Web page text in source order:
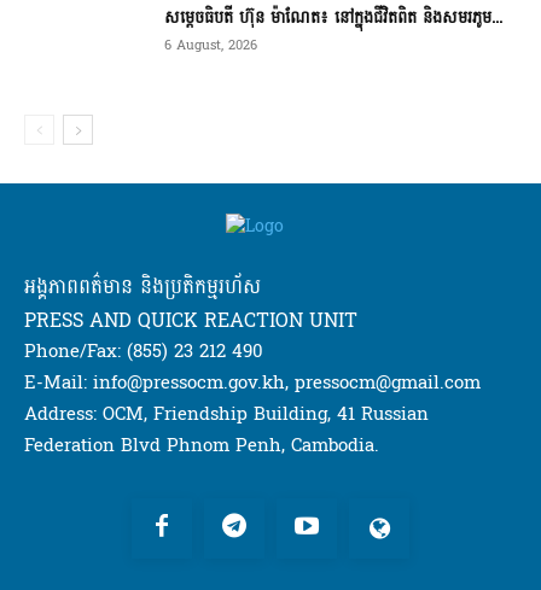
សម្តេចធិបតី ហ៊ុន ម៉ាណែត៖ នៅក្នុងជីវិតពិត និងសមរភូម...
6 August, 2026
អង្គភាពពត៌មាន និងប្រតិកម្មរហ័ស
PRESS AND QUICK REACTION UNIT
Phone/Fax: (855) 23 212 490
E-Mail: info@pressocm.gov.kh, pressocm@gmail.com
Address: OCM, Friendship Building, 41 Russian
Federation Blvd Phnom Penh, Cambodia.